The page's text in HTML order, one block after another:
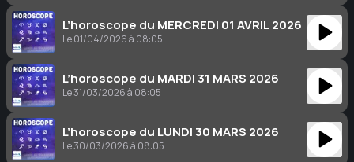
L’horoscope du MERCREDI 01 AVRIL 2026
Le 01/04/2026 à 08:05
L’horoscope du MARDI 31 MARS 2026
Le 31/03/2026 à 08:05
L’horoscope du LUNDI 30 MARS 2026
Le 30/03/2026 à 08:05